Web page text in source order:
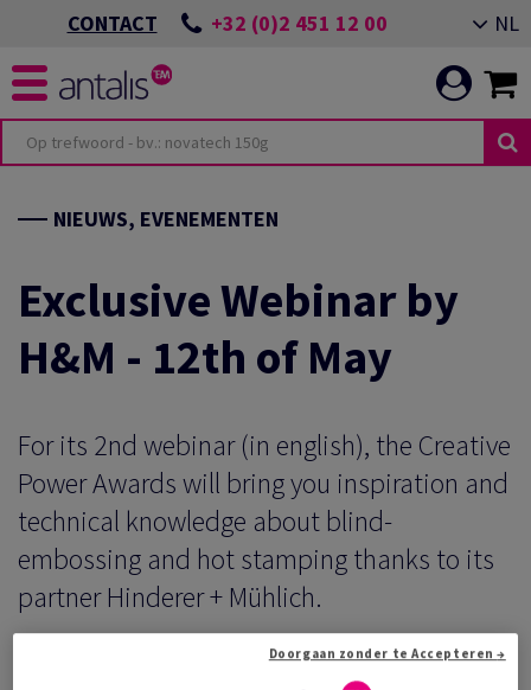
CONTACT +32 (0)2 451 12 00 NL
DUURZAME
ONZE
VAN
NIEUWS, EVENEMENTEN
Exclusive Webinar by
H&M - 12th of May
For its 2nd webinar (in english), the Creative
Power Awards will bring you inspiration and
technical knowledge about blind-
embossing and hot stamping thanks to its
partner Hinderer + Mühlich.
Doorgaan zonder te Accepteren →